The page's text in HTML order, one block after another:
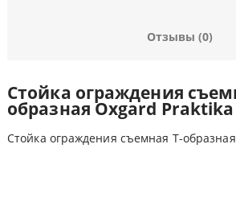
Отзывы (0)
Стойка ограждения
образная Oxgard Praktika
Стойка ограждения съемная Т-